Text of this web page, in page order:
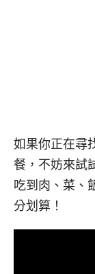
如果你正在尋
餐，不妨來試
吃到肉、菜、
分划算！